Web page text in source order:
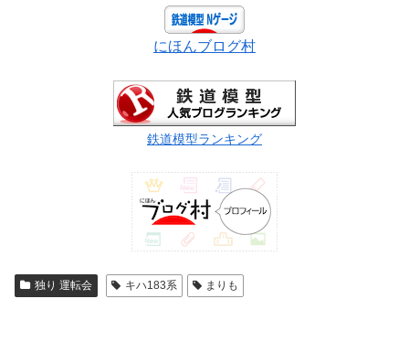
にほんブログ村
鉄道模型ランキング
独り 運転会 キハ183系 まりも